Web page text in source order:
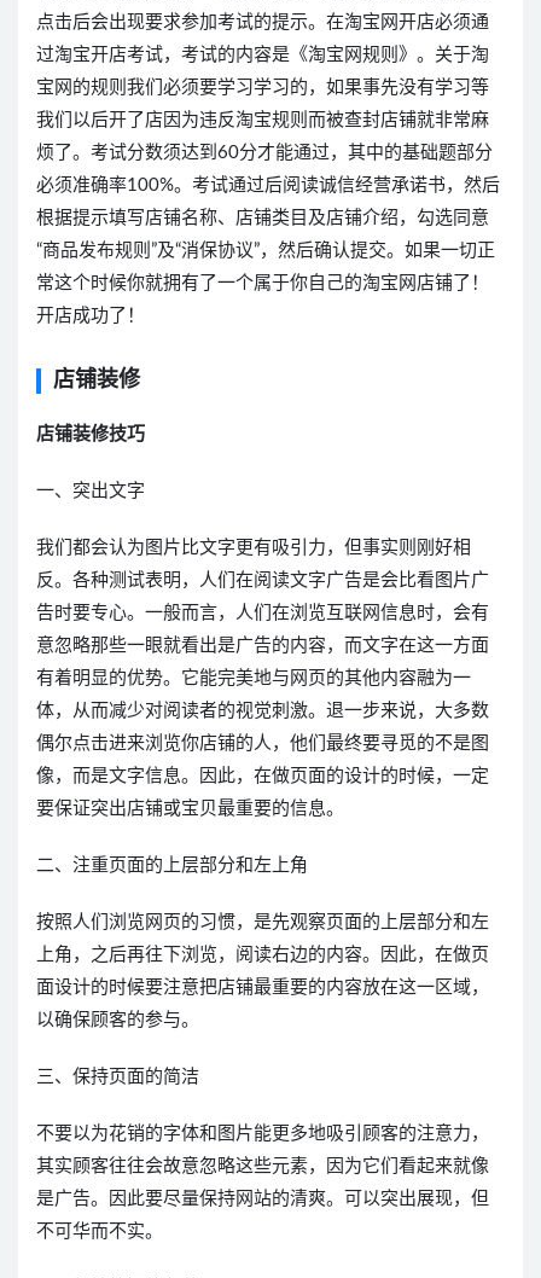
点击后会出现要求参加考试的提示。在淘宝网开店必须通
过淘宝开店考试，考试的内容是《淘宝网规则》。关于淘
宝网的规则我们必须要学习学习的，如果事先没有学习等
我们以后开了店因为违反淘宝规则而被查封店铺就非常麻
烦了。考试分数须达到60分才能通过，其中的基础题部分
必须准确率100%。考试通过后阅读诚信经营承诺书，然后
根据提示填写店铺名称、店铺类目及店铺介绍，勾选同意
“商品发布规则”及“消保协议”，然后确认提交。如果一切正
常这个时候你就拥有了一个属于你自己的淘宝网店铺了！
开店成功了！
店铺装修
店铺装修技巧
一、突出文字
我们都会认为图片比文字更有吸引力，但事实则刚好相
反。各种测试表明，人们在阅读文字广告是会比看图片广
告时要专心。一般而言，人们在浏览互联网信息时，会有
意忽略那些一眼就看出是广告的内容，而文字在这一方面
有着明显的优势。它能完美地与网页的其他内容融为一
体，从而减少对阅读者的视觉刺激。退一步来说，大多数
偶尔点击进来浏览你店铺的人，他们最终要寻觅的不是图
像，而是文字信息。因此，在做页面的设计的时候，一定
要保证突出店铺或宝贝最重要的信息。
二、注重页面的上层部分和左上角
按照人们浏览网页的习惯，是先观察页面的上层部分和左
上角，之后再往下浏览，阅读右边的内容。因此，在做页
面设计的时候要注意把店铺最重要的内容放在这一区域，
以确保顾客的参与。
三、保持页面的简洁
不要以为花销的字体和图片能更多地吸引顾客的注意力，
其实顾客往往会故意忽略这些元素，因为它们看起来就像
是广告。因此要尽量保持网站的清爽。可以突出展现，但
不可华而不实。